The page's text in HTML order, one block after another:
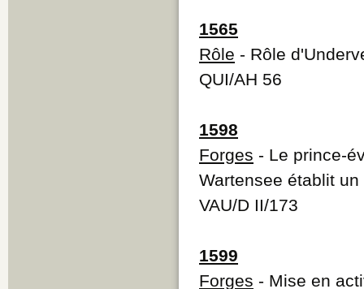
1565
Rôle - Rôle
QUI/AH 56
1598
Forges - Le prince-
Wartensee établit
VAU/D II/173
1599
Forges - Mise en